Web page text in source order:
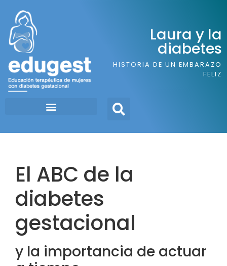
Laura y la
diabetes
HISTORIA DE UN EMBARAZO
FELIZ
El ABC de la
diabetes
gestacional
y la importancia de actuar